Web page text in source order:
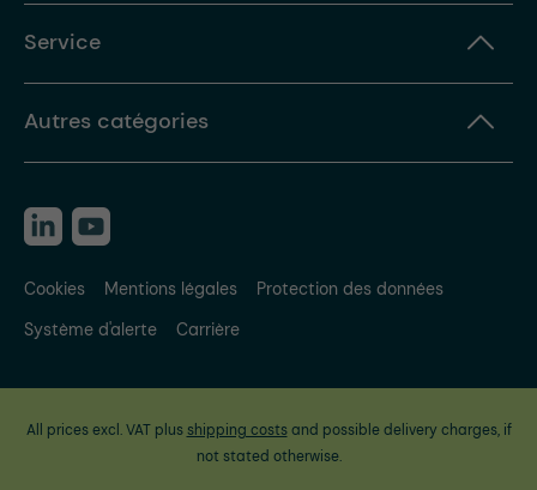
Service
Autres catégories
Cookies Mentions légales
Protection des données
Système d'alerte
Carrière
All prices excl. VAT plus shipping costsand possible delivery charges, if
not stated otherwise.